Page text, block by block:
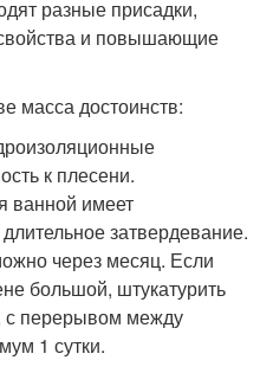
разные присадки,
и повышающие
масса достоинств:
к плесени.
ванной имеет
затвердевание.
через месяц. Если
большой, штукатурить
с перерывом между
1 сутки.